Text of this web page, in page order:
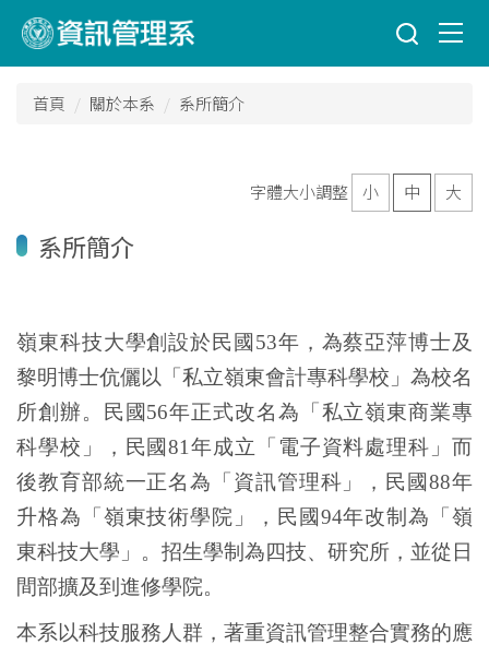
到
主
首頁 關於本系 系所簡介
字體大小調整 小 中 大
系所簡介
嶺東科技大學創設於民國53年，為蔡亞萍博士及
黎明博士伉儷以「私立嶺東會計專科學校」為校名
所創辦。民國56年正式改名為「私立嶺東商業專
科學校」，民國81年成立「電子資料處理科」而
後教育部統一正名為「資訊管理科」，民國88年
升格為「嶺東技術學院」，民國94年改制為「嶺
東科技大學」。招生學制為四技、研究所，並從日
間部擴及到進修學院。
本系以科技服務人群，著重資訊管理整合實務的應